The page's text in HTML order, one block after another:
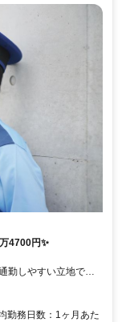
4700円✨
勤しやすい立地で
勤務日数：1ヶ月あた